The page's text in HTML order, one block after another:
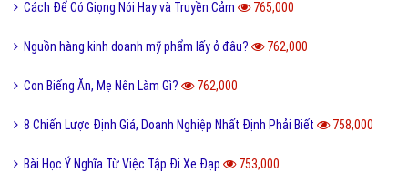
Cách Để Có Giọng Nói Hay và Truyền Cảm 765,000
Nguồn hàng kinh doanh mỹ phẩm lấy ở đâu? 762,000
Con Biếng Ăn, Mẹ Nên Làm Gì? 762,000
8 Chiến Lược Định Giá, Doanh Nghiệp Nhất Định Phải Biết 758,000
Bài Học Ý Nghĩa Từ Việc Tập Đi Xe Đạp 753,000